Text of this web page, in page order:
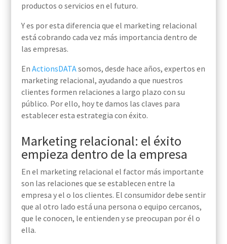
productos o servicios en el futuro.
Y es por esta diferencia que el marketing relacional
está cobrando cada vez más importancia dentro de
las empresas.
En ActionsDATAsomos, desde hace años, expertos en
marketing relacional, ayudando a que nuestros
clientes formen relaciones a largo plazo con su
público. Por ello, hoy te damos las claves para
establecer esta estrategia con éxito.
Marketing relacional: el éxito
empieza dentro de la empresa
En el marketing relacional el factor más importante
son las relaciones que se establecen entre la
empresa y el o los clientes. El consumidor debe sentir
que al otro lado está una persona o equipo cercanos,
que le conocen, le entienden y se preocupan por él o
ella.